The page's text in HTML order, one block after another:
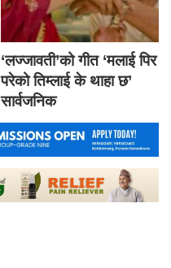
‘लज्जावती’को गीत ‘मलाई पिर
परेको तिम्लाई के थाहा छ’
सार्वजनिक